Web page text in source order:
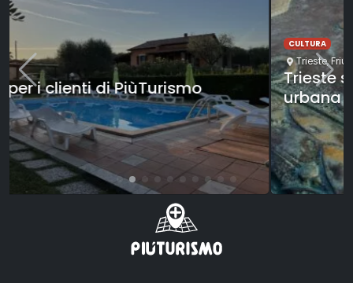
CULTURA
Trieste Friuli-Venezia Giulia
Trieste seguendo la Bora: esplorazione
urbana